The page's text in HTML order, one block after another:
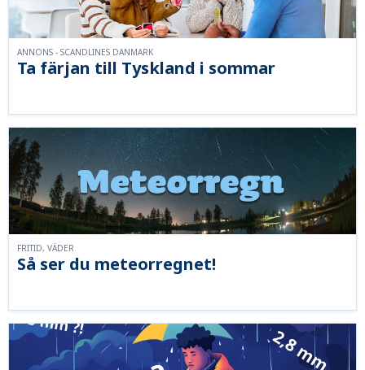
Ta färjan till Tyskland i sommar
ANNONS - SCANDLINES DANMARK
Så ser du meteorregnet!
FRITID, VÄDER